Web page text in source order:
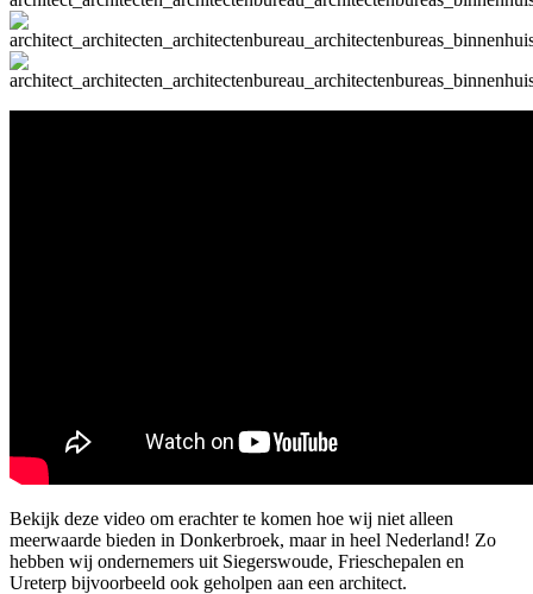
Bekijk deze video om erachter te komen hoe wij niet alleen
meerwaarde bieden in Donkerbroek, maar in heel Nederland! Zo
hebben wij ondernemers uit Siegerswoude, Frieschepalen en
Ureterp bijvoorbeeld ook geholpen aan een architect.